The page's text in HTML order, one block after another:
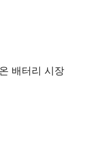
배터리 시장